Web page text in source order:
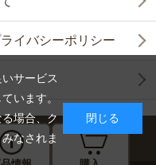
イバシーポリシー
サービス
います。
場合、ク
なされま
閉じる